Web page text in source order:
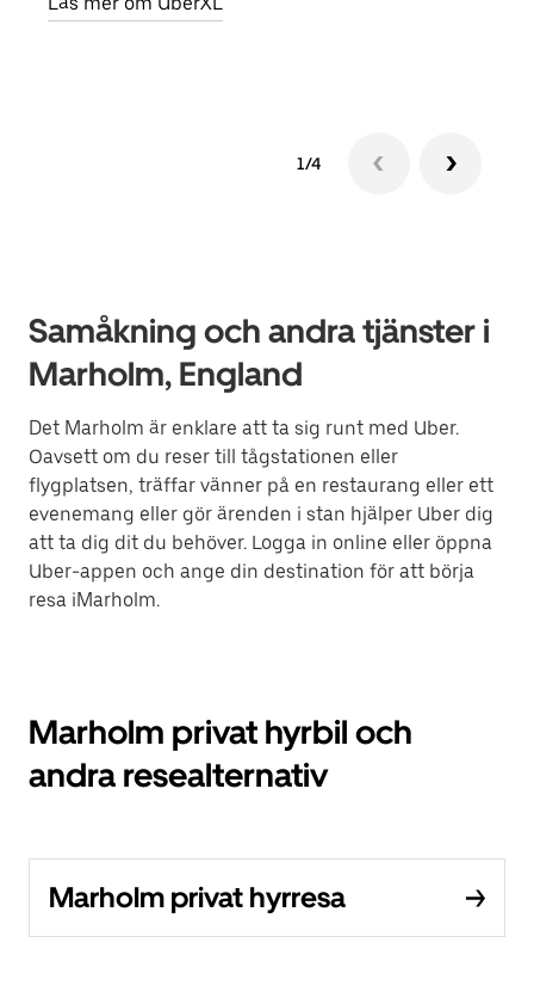
1/4
Samåkning och andra tjänster i
Marholm, England
Det Marholm är enklare att ta sig runt med Uber.
Oavsett om du reser till tågstationen eller
flygplatsen, träffar vänner på en restaurang eller ett
evenemang eller gör ärenden i stan hjälper Uber dig
att ta dig dit du behöver. Logga in online eller öppna
Uber-appen och ange din destination för att börja
resa iMarholm.
Marholm privat hyrbil och
andra resealternativ
Marholm privat hyrresa